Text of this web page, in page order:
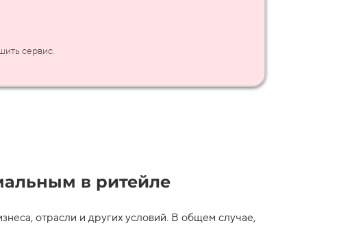
сервис.
в ритейле
отрасли и других условий. В общем случае,